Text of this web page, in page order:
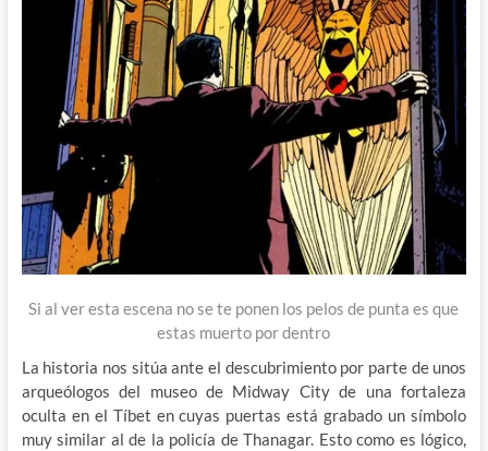
Si al ver esta escena no se te ponen los pelos de punta es que
estas muerto por dentro
La historia nos sitúa ante el descubrimiento por parte de unos
arqueólogos del museo de Midway City de una fortaleza
oculta en el Tíbet en cuyas puertas está grabado un símbolo
muy similar al de la policía de Thanagar. Esto como es lógico,